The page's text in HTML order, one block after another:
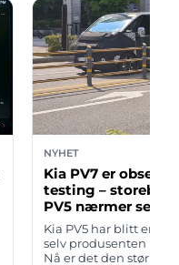
NYHET
Kia PV7 er
testing – storebror
PV5 nærmer seg
Kia PV5 har blitt en
selv produsenten
Nå er det den større